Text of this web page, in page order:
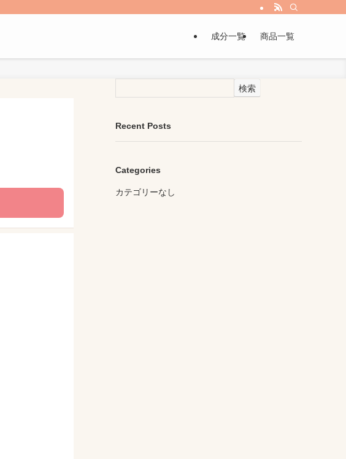
成分一覧 商品一覧
検索
Recent Posts
Categories
カテゴリーなし